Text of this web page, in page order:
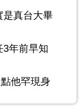
是真台大畢
3年前早知
他罕現身